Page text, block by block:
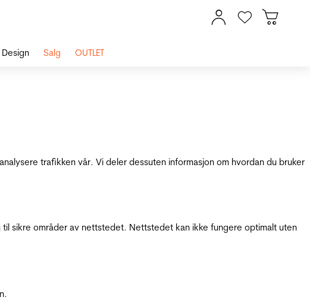
trafikken vår. Vi deler dessuten informasjon om hvordan du bruker
sikre områder av nettstedet. Nettstedet kan ikke fungere optimalt uten
Salg OUTLET